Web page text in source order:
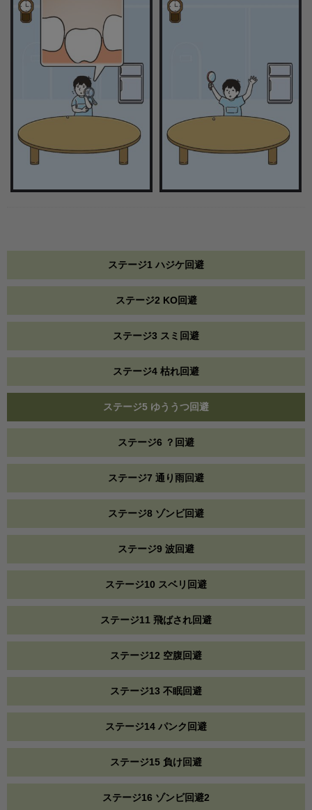
ステージ1 ハジケ回避
ステージ2 KO回避
ステージ3 スミ回避
ステージ4 枯れ回避
ステージ5 ゆううつ回避
ステージ6 ？回避
ステージ7 通り雨回避
ステージ8 ゾンビ回避
ステージ9 波回避
ステージ10 スベリ回避
ステージ11 飛ばされ回避
ステージ12 空腹回避
ステージ13 不眠回避
ステージ14 パンク回避
ステージ15 負け回避
ステージ16 ゾンビ回避2